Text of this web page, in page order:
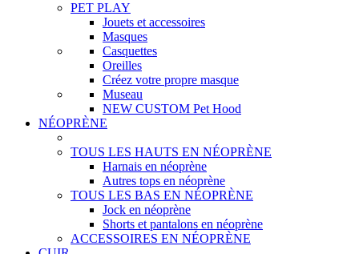
PET PLAY
Jouets et accessoires
Masques
Casquettes
Oreilles
Créez votre propre masque
Museau
NEW CUSTOM Pet Hood
NÉOPRÈNE
TOUS LES HAUTS EN NÉOPRÈNE
Harnais en néoprène
Autres tops en néoprène
TOUS LES BAS EN NÉOPRÈNE
Jock en néoprène
Shorts et pantalons en néoprène
ACCESSOIRES EN NÉOPRÈNE